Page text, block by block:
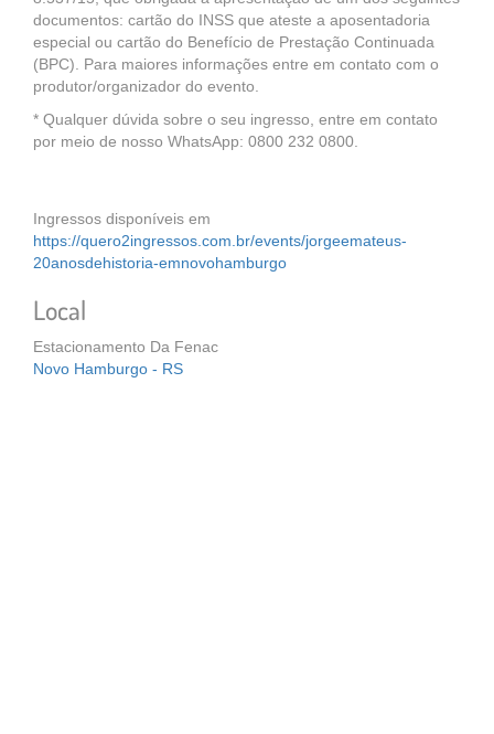
documentos: cartão do INSS que ateste a aposentadoria
especial ou cartão do Benefício de Prestação Continuada
(BPC). Para maiores informações entre em contato com o
produtor/organizador do evento.
* Qualquer dúvida sobre o seu ingresso, entre em contato
por meio de nosso WhatsApp: 0800 232 0800.
Ingressos disponíveis em
https://quero2ingressos.com.br/events/jorgeemateus-
20anosdehistoria-emnovohamburgo
Local
Estacionamento Da Fenac
Novo Hamburgo - RS